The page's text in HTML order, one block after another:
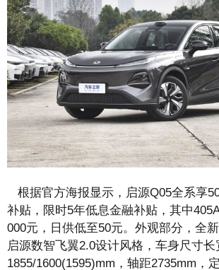
根据官方海报显示，启源Q05全系享
补贴，限时5年低息金融补贴，其中
000元，日供低至50元。外观部分，全
启源数智飞翼2.0设计风格，车身尺寸
1855/1600(1595)mm，轴距2735mm，